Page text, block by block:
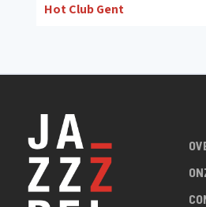
Hot Club Gent